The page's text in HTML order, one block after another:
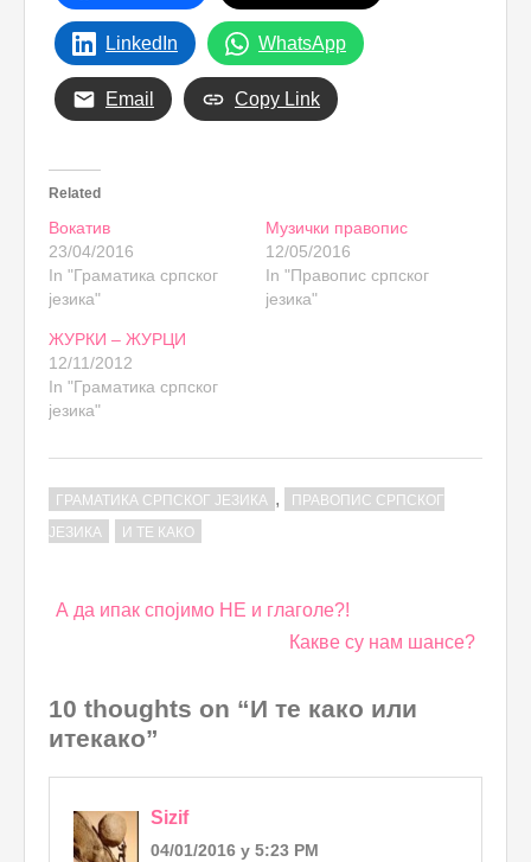
LinkedIn WhatsApp
Email Copy Link
Related
Вокатив
23/04/2016
In "Граматика српског
језика"
Музички правопис
12/05/2016
In "Правопис српског
језика"
ЖУРКИ – ЖУРЦИ
12/11/2012
In "Граматика српског
језика"
ГРАМАТИКА СРПСКОГ ЈЕЗИКА ,
ПРАВОПИС СРПСКОГ
ЈЕЗИКА
И ТЕ КАКО
Post
А да ипак спојимо НЕ и глаголе?!
Какве су нам шансе?
10 thoughts on “И те како или
итекако”
Sizif
04/01/2016 у 5:23 PM